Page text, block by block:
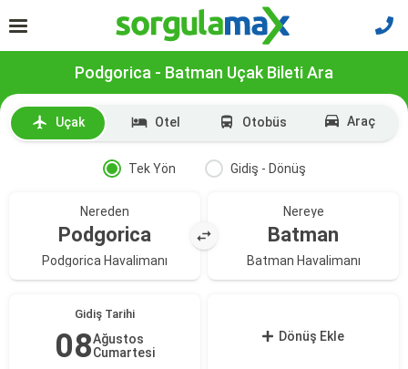
Podgorica - Batman Uçak Bileti Ara
Uçak Otel Otobüs Araç
Tek Yön Gidiş - Dönüş
Nereden
Podgorica
Podgorica Havalimanı
Nereye
Batman
Batman Havalimanı
Gidiş Tarihi
08Ağustos
Cumartesi
Dönüş Ekle